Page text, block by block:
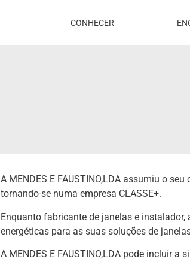
CONHECER
A MENDES E FAUSTINO,LDA assumiu o
tornando-se numa empresa CLASSE+.
Enquanto fabricante de janelas e instalador,
energéticas para as suas soluções de
A MENDES E FAUSTINO,LDA pode incluir